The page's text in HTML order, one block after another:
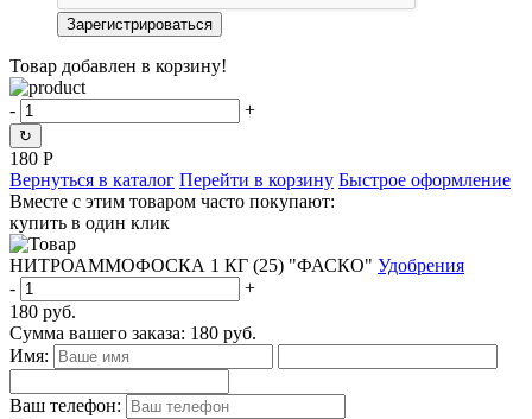
Товар добавлен в корзину!
- +
↻
180 Р
Вернуться в каталог Перейти в корзину Быстрое оформление
Вместе с этим товаром часто покупают:
купить в один клик
НИТРОАММОФОСКА 1 КГ (25) "ФАСКО" Удобрения
-
+
180 руб.
Сумма вашего заказа: 180 руб.
Имя:
Ваш телефон: